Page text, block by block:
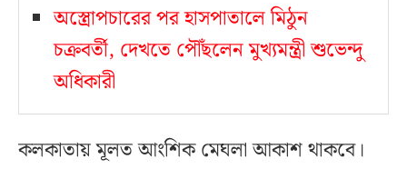
অস্ত্রোপচারের পর হাসপাতালে মিঠুন
চক্রবর্তী, দেখতে পৌঁছলেন মুখ্যমন্ত্রী শুভেন্দু
অধিকারী
কলকাতায় মূলত আংশিক মেঘলা আকাশ থাকবে।